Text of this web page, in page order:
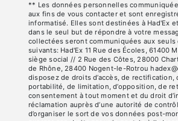
** Les données personnelles
aux fins de vous contacter et sont
informatisé. Elles sont destinées à Had'Ex
dans le seul but de répondre à votre
collectées seront communiquées aux seuls
suivants: Had'Ex 11 Rue des Écoles, 61400
siège social // 2 Rue des Côtes, 28000
de Rhône, 28400 Nogent-le-Rotrou
disposez de droits d’accès, de rectification,
portabilité, de limitation, d’opposition, de
consentement à tout moment et du droit
réclamation auprès d’une autorité de
d’organiser le sort de vos données post-